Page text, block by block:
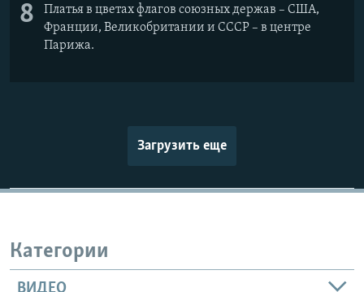
8
Платья в цветах флагов союзных держав – США,
Франции, Великобритании и СССР – в центре
Парижа.
Загрузить еще
Категории
ВИДЕО